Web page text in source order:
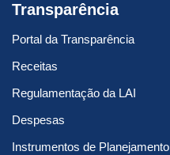
Transparência
Portal da Transparência
Receitas
Regulamentação da LAI
Despesas
Instrumentos de Planejamento